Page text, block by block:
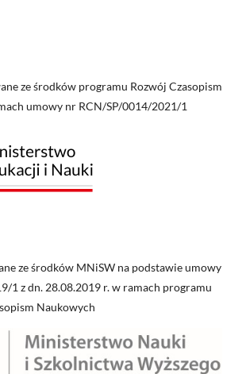
ze środków programu Rozwój Czasopism
umowy nr RCN/SP/0014/2021/1
ze środków MNiSW na podstawie umowy
1 z dn. 28.08.2019 r. w ramach programu
Naukowych